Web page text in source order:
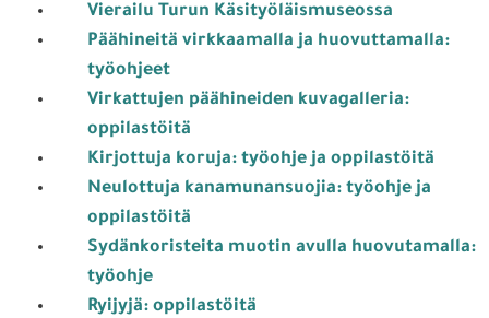
Vierailu Turun Käsityöläismuseossa
Päähineitä virkkaamalla ja huovuttamalla:
työohjeet
Virkattujen päähineiden kuvagalleria:
oppilastöitä
Kirjottuja koruja: työohje ja oppilastöitä
Neulottuja kanamunansuojia: työohje ja
oppilastöitä
Sydänkoristeita muotin avulla huovutamalla:
työohje
Ryijyjä: oppilastöitä